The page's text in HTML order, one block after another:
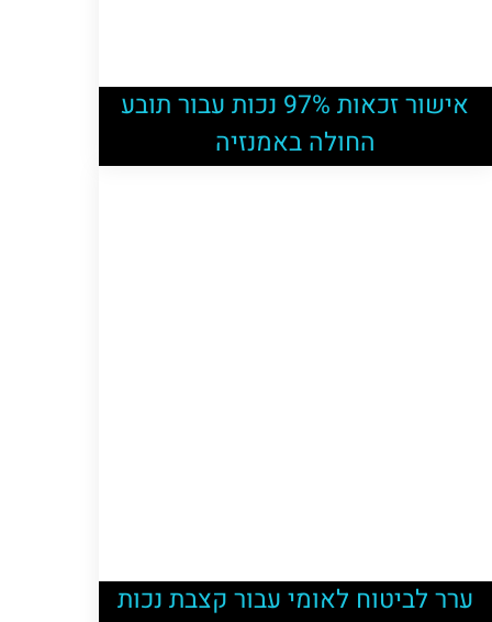
אישור זכאות 97% נכות עבור תובע
החולה באמנזיה
ערר לביטוח לאומי עבור קצבת נכות